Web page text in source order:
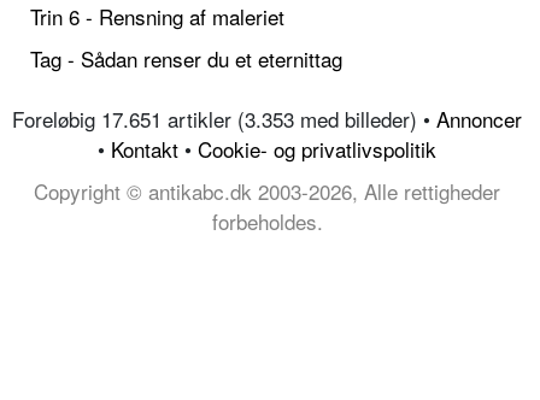
Trin 6 - Rensning af maleriet
Tag - Sådan renser du et eternittag
Foreløbig 17.651 artikler (3.353 med billeder) • Annoncer
• Kontakt • Cookie- og privatlivspolitik
Copyright © antikabc.dk 2003-2026, Alle rettigheder
forbeholdes.